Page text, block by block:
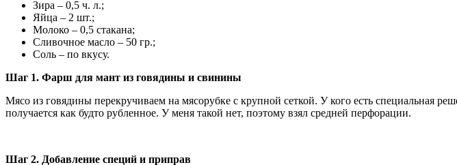
Зира – 0,5 ч. л.;
Яйца – 2 шт.;
Молоко – 0,5 стакана;
Сливочное масло – 50 гр.;
Соль – по вкусу.
Шаг 1. Фарш для мант из говядины и свинины
Мясо из говядины перекручиваем на мясорубке с крупной сеткой. У кого есть специальная
получается как будто рубленное. У меня такой нет, поэтому взял средней перфорации.
Шаг 2. Добавление специй и приправ